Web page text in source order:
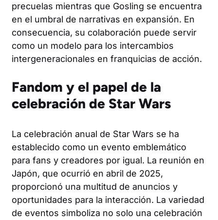
precuelas mientras que Gosling se encuentra
en el umbral de narrativas en expansión. En
consecuencia, su colaboración puede servir
como un modelo para los intercambios
intergeneracionales en franquicias de acción.
Fandom y el papel de la
celebración de Star Wars
La celebración anual de Star Wars se ha
establecido como un evento emblemático
para fans y creadores por igual. La reunión en
Japón, que ocurrió en abril de 2025,
proporcionó una multitud de anuncios y
oportunidades para la interacción. La variedad
de eventos simboliza no solo una celebración